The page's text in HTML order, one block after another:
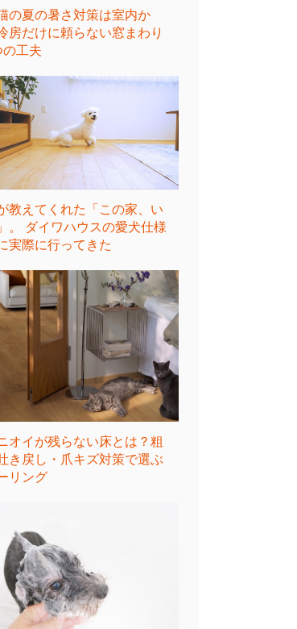
の夏の暑さ対策は室内か
房だけに頼らない窓まわり
の工夫
教えてくれた「この家、い
。 ダイワハウスの愛犬仕様
実際に行ってきた
オイが残らない床とは？粗
き戻し・爪キズ対策で選ぶ
リング